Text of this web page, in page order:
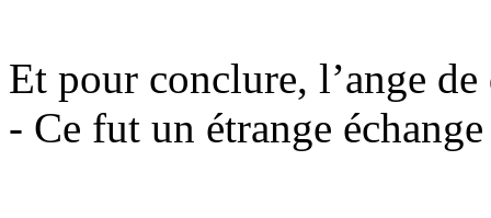
Et pour conclure, l’ange
- Ce fut un étrange